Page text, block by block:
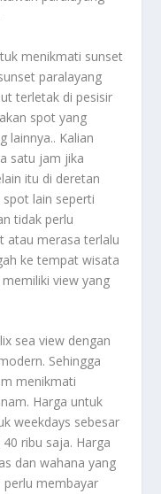
menikmati sunset
paralayang
terletak di pesisir
spot yang
lainnya.. Kalian
satu jam jika
itu di deretan
lain seperti
tidak perlu
atau merasa terlalu
ke tempat wisata
view yang
sea view dengan
Sehingga
menikmati
Harga untuk
weekdays sebesar
ribu saja. Harga
dan wahana yang
perlu membayar